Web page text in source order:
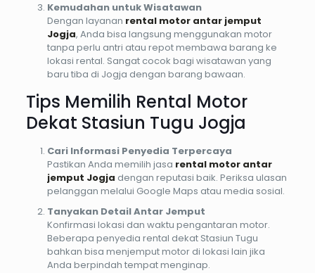
Kemudahan untuk Wisatawan
Dengan layanan rental motor antar jemput
Jogja, Anda bisa langsung menggunakan motor
tanpa perlu antri atau repot membawa barang ke
lokasi rental. Sangat cocok bagi wisatawan yang
baru tiba di Jogja dengan barang bawaan.
Tips Memilih Rental Motor
Dekat Stasiun Tugu Jogja
Cari Informasi Penyedia Terpercaya
Pastikan Anda memilih jasa rental motor antar
jemput Jogja dengan reputasi baik. Periksa ulasan
pelanggan melalui Google Maps atau media sosial.
Tanyakan Detail Antar Jemput
Konfirmasi lokasi dan waktu pengantaran motor.
Beberapa penyedia rental dekat Stasiun Tugu
bahkan bisa menjemput motor di lokasi lain jika
Anda berpindah tempat menginap.